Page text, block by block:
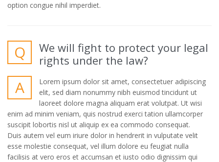
option congue nihil imperdiet.
Q
We will fight to protect your legal
rights under the law?
A
Lorem ipsum dolor sit amet, consectetuer adipiscing
elit, sed diam nonummy nibh euismod tincidunt ut
laoreet dolore magna aliquam erat volutpat. Ut wisi
enim ad minim veniam, quis nostrud exerci tation ullamcorper
suscipit lobortis nisl ut aliquip ex ea commodo consequat.
Duis autem vel eum iriure dolor in hendrerit in vulputate velit
esse molestie consequat, vel illum dolore eu feugiat nulla
facilisis at vero eros et accumsan et iusto odio dignissim qui